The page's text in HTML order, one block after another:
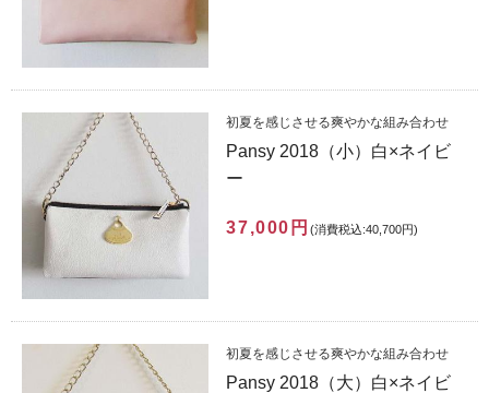
初夏を感じさせる爽やかな組み合わせ
Pansy 2018（小）白×ネイビ
ー
37,000円 (消費税込:40,700円)
初夏を感じさせる爽やかな組み合わせ
Pansy 2018（大）白×ネイビ